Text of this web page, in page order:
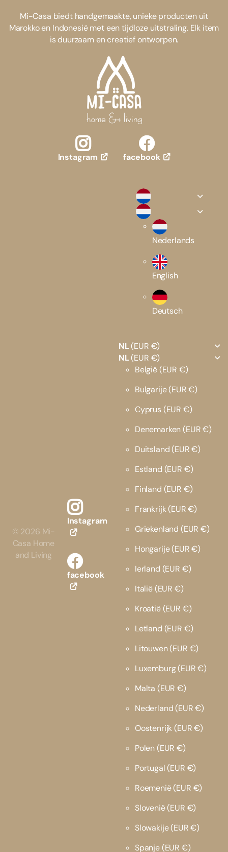
Mi-Casa biedt handgemaakte, unieke producten uit
Marokko en Indonesië met een tijdloze uitstraling. Elk item
is duurzaam en creatief ontworpen.
Instagram facebook
© 2026 Mi-
Casa Home
and Living
Instagram
facebook
Nederlands
English
Deutsch
NL(EUR €)
NL(EUR €)
België(EUR €)
Bulgarije(EUR €)
Cyprus (EUR €)
Denemarken(EUR €)
Duitsland(EUR €)
Estland (EUR €)
Finland (EUR €)
Frankrijk(EUR €)
Griekenland (EUR €)
Hongarije(EUR €)
Ierland (EUR €)
Italië(EUR €)
Kroatië(EUR €)
Letland (EUR €)
Litouwen(EUR €)
Luxemburg(EUR €)
Malta (EUR €)
Nederland(EUR €)
Oostenrijk(EUR €)
Polen(EUR €)
Portugal(EUR €)
Roemenië(EUR €)
Slovenië(EUR €)
Slowakije(EUR €)
Spanje(EUR €)